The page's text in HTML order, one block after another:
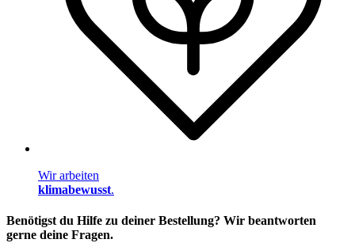
Wir arbeiten
klimabewusst.
Benötigst du Hilfe zu deiner Bestellung? Wir beantworten
gerne deine Fragen.